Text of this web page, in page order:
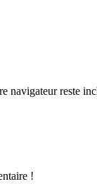
navigateur reste
!